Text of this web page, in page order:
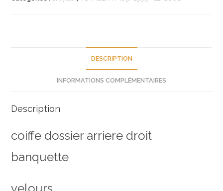
DESCRIPTION
INFORMATIONS COMPLÉMENTAIRES
Description
coiffe dossier arriere droit
banquette